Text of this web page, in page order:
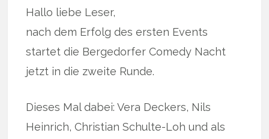
Hallo liebe Leser,
nach dem Erfolg des ersten Events
startet die Bergedorfer Comedy Nacht
jetzt in die zweite Runde.
Dieses Mal dabei: Vera Deckers, Nils
Heinrich, Christian Schulte-Loh und als